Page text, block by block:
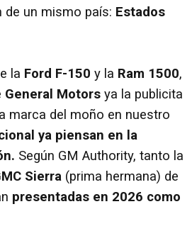
de un mismo país: Estados
la Ford F-150 y la Ram 1500,
General Motors ya la publicita
marca del moño en nuestro
ya piensan en la
Según GM Authority, tanto la
Sierra (prima hermana) de
presentadas en 2026 como